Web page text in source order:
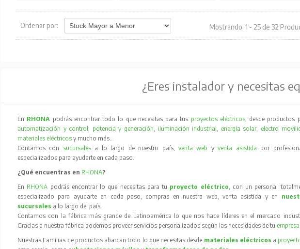
Ordenar por: Mostrando: 1 - 25 de 32
¿Eres instalador y necesitas
En RHONA podrás encontrar todo lo que necesitas para tus proyectos eléctricos, desde productos
automatización y control, potencia y generación, iluminación industrial, energía solar, electro
materiales eléctricos y mucho más…
Contamos con sucursales a lo largo de nuestro país, venta web yventa asistida por
especializados para ayudarte en cada paso.
¿Qué encuentras en RHONA?
En RHONA podrás encontrar lo que necesitas para tu proyecto eléctrico, con un personal
especializado para ayudarte en cada paso, compras en nuestra web, venta asistida y en
sucursales a lo largo del país.
Contamos con la fábrica más grande de Latinoamérica lo que nos hace líderes en el mercado
Gracias a nuestra fábrica podemos proveer servicios personalizados según las necesidades de tu empresa
Nuestras Familias de productos abarcan todo lo que necesitas desde materiales eléctricos a